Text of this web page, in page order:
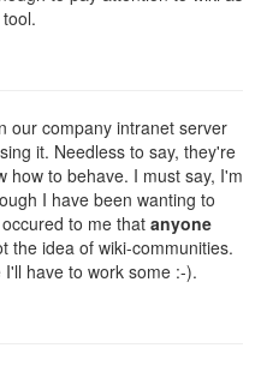
our company intranet server
it. Needless to say, they're
how to behave. I must say, I'm
I have been wanting to
to me that anyone
the idea of wiki-communities.
have to work some :-).